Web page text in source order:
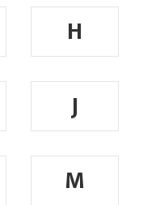
H
J
M